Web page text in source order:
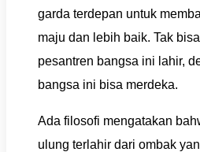
garda terdepan untuk
maju dan lebih baik. Tak
pesantren bangsa ini lahir,
bangsa ini bisa merdeka.
Ada filosofi mengatakan
ulung terlahir dari ombak